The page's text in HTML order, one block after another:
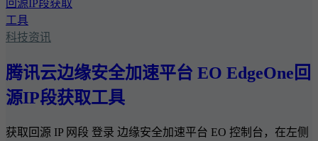
科技资讯
腾讯云边缘安全加速平台 EO EdgeOne回
源IP段获取工具
获取回源 IP 网段 登录 边缘安全加速平台 EO 控制台，在左侧